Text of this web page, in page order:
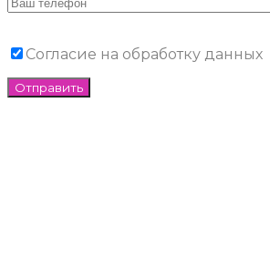
Согласие на обработку данных